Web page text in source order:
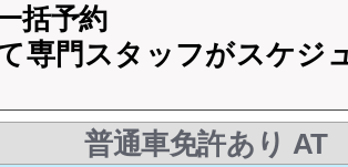
括予約
専門スタッフがスケジ
普通車免許あり AT